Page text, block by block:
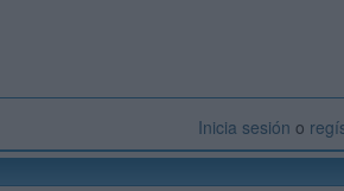
Inicia sesión o